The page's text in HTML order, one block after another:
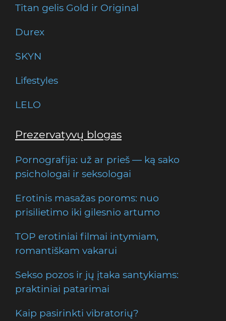
Titan gelis Gold ir Original
Durex
SKYN
Lifestyles
LELO
Prezervatyvų blogas
Pornografija: už ar prieš — ką sako
psichologai ir seksologai
Erotinis masažas poroms: nuo
prisilietimo iki gilesnio artumo
TOP erotiniai filmai intymiam,
romantiškam vakarui
Sekso pozos ir jų įtaka santykiams:
praktiniai patarimai
Kaip pasirinkti vibratorių?